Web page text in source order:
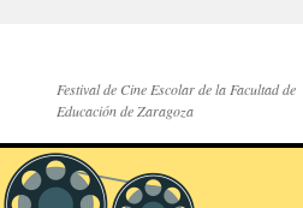
Festival de Cine Escolar de la Facultad de
Educación de Zaragoza